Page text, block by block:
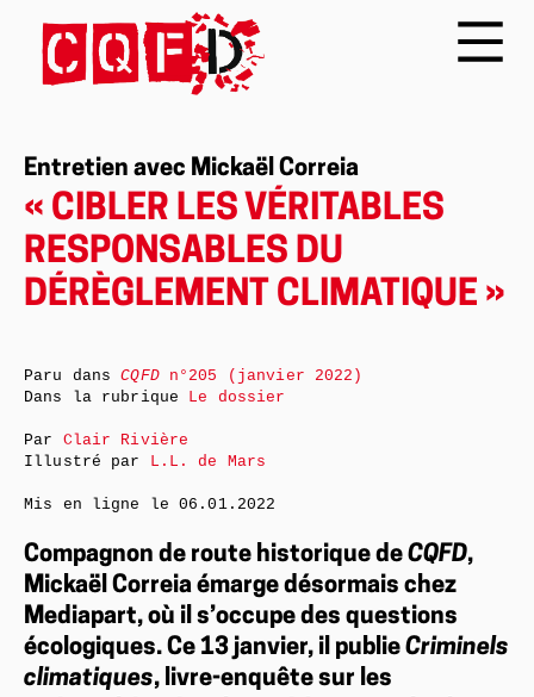
Entretien avec Mickaël Correia
« CIBLER LES VÉRITABLES
RESPONSABLES DU
DÉRÈGLEMENT CLIMATIQUE »
Compagnon de route historique de CQFD,
Mickaël Correia émarge désormais chez
Mediapart, où il s’occupe des questions
écologiques. Ce 13 janvier, il publie Criminels
climatiques, livre-enquête sur les
Paru dansCQFDn°205 (janvier 2022)
Dans la rubrique Le dossier
Par Clair Rivière
Illustré par L.L. de Mars
Mis en ligne le06.01.2022